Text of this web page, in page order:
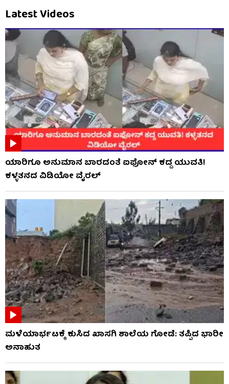
Latest Videos
ಯಾರಿಗೂ ಅನುಮಾನ ಬಾರದಂತೆ ಐಫೋನ್ ಕದ್ದ ಯುವತಿ!
ಕಳ್ಳತನದ ವಿಡಿಯೋ ವೈರಲ್
ಮಳೆಯಾರ್ಭಟಕ್ಕೆ ಕುಸಿದ ಖಾಸಗಿ ಶಾಲೆಯ ಗೋಡೆ: ತಪ್ಪಿದ ಭಾರೀ
ಅನಾಹುತ